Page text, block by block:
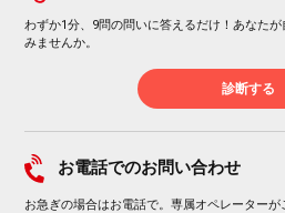
わずか1分、9問の問いに答えるだけ！あなた
みませんか。
診断する
お電話でのお問い合わせ
お急ぎの場合はお電話で。専属オペレーターが